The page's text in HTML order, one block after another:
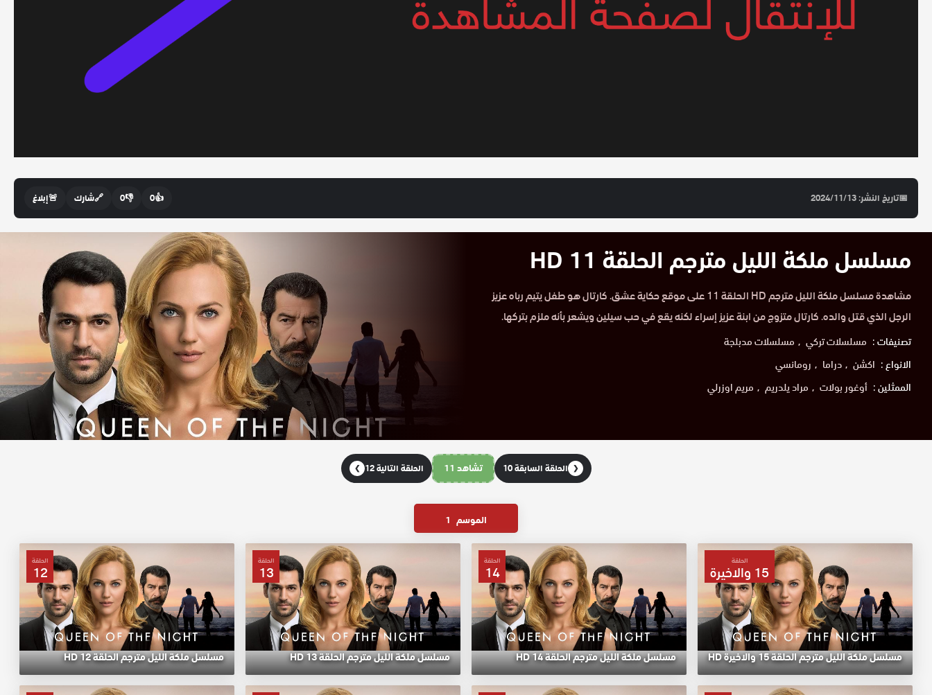
📅تاريخ النشر: 2024/11/13 👍
0
👎
0
🔗شارك 🚨إبلاغ
مسلسل ملكة الليل مترجم الحلقة 11 HD
مشاهدة مسلسل ملكة الليل مترجم HD الحلقة 11 على موقع حكاية عشق. كارتال هو طفل يتيم رباه عزيز
الرجل الذي قتل والده. كارتال متزوج من ابنة عزيز إسراء لكنه يقع في حب سيلين ويشعر بأنه ملزم بتركها.
تصنيفات : مسلسلات تركي
مسلسلات مدبلجة
الانواع : اكشن دراما
رومانسي
الممثلين : أوغور بولات مراد يلدريم مريم اوزرلي
❮ الحلقة السابقة 10 تشاهد 11 الحلقة التالية 12 ❯
الموسم 1
الحلقة
15 والاخيرة
مسلسل ملكة الليل مترجم الحلقة 15 والاخيرة HD
الحلقة
14
مسلسل ملكة الليل مترجم الحلقة 14 HD
الحلقة
13
مسلسل ملكة الليل مترجم الحلقة 13 HD
الحلقة
12
مسلسل ملكة الليل مترجم الحلقة 12 HD